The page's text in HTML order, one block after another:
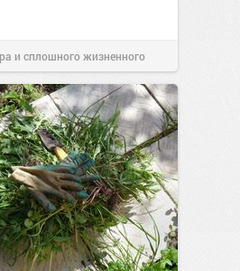
и сплошного жизненного
Вчера